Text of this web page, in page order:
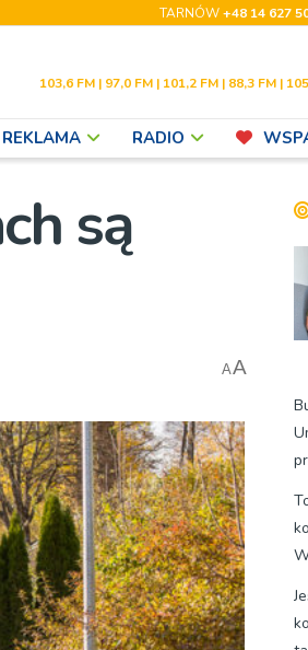
TARNÓW+48 14 627
103,6 FM | 97,0 FM | 101,2 FM | 88,3 FM |
REKLAMA RADIO
są
AA